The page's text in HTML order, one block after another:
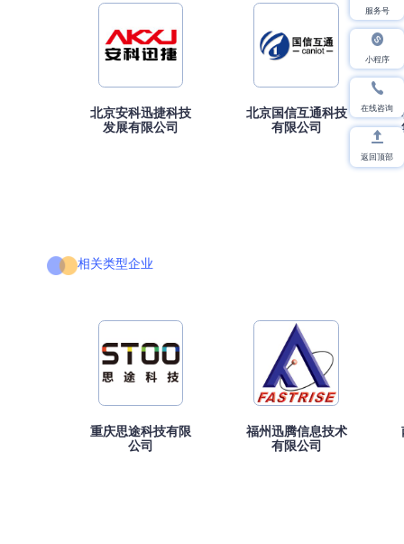
北京安科迅捷科技
发展有限公司
北京国信互通科技
有限公司
相关类型企业
重庆思途科技有限
公司
福州迅腾信息技术
有限公司
服务号
小程序
在线咨询
返回顶部